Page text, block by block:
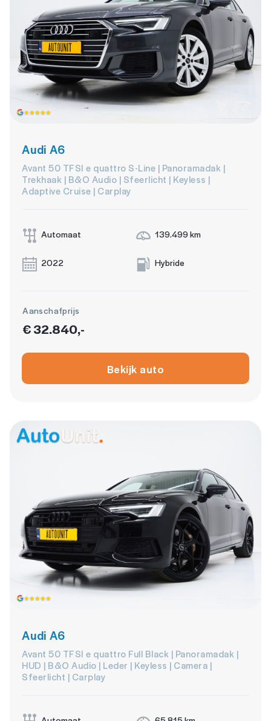
Audi A6
Avant 50 TFSI e quattro S-Line | Panoramadak |
Trekhaak | B&O Audio | Sfeerlicht | Keyless |
Adaptive Cruise | Carplay
Automaat 139.499 km
2022 Hybride
Aanschafprijs
€ 32.840,-
Bekijk auto
Audi A6
Avant 50 TFSI e quattro Full Black | Panoramadak |
HUD | B&O Audio | Leder | Keyless | Camera |
Sfeerlicht | Carplay